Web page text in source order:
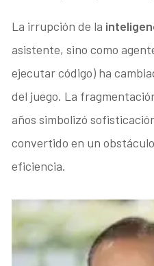
La irrupción de la
asistente, sino como
ejecutar código) ha
del juego. La
años simbolizó
convertido en un
eficiencia.